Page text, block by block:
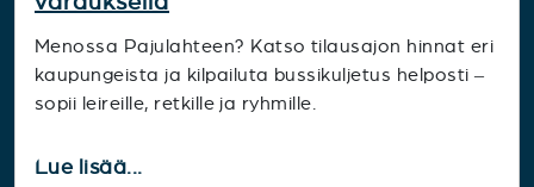
Menossa Pajulahteen? Katso tilausajon hinnat eri
kaupungeista ja kilpailuta bussikuljetus helposti –
sopii leireille, retkille ja ryhmille.
Lue lisää...